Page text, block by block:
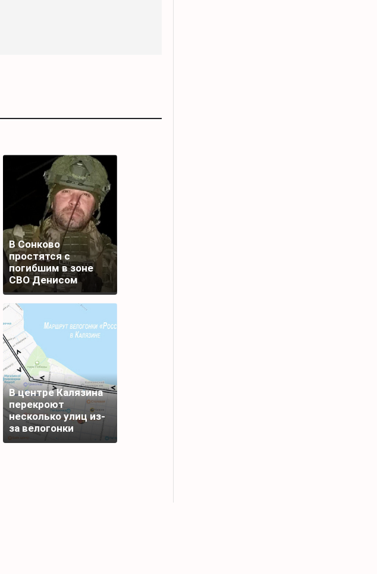
В Сонково
простятся с
погибшим в зоне
СВО Денисом
Шаповаловым
В центре Калязина
перекроют
несколько улиц из-
за велогонки